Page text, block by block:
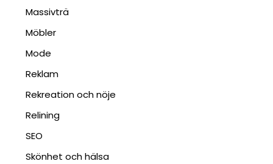
Massivträ
Möbler
Mode
Reklam
Rekreation och nöje
Relining
SEO
Skönhet och hälsa